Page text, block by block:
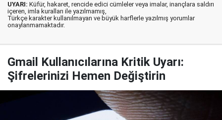
UYARI: Küfür, hakaret, rencide edici cümleler veya imalar, inançlara saldırı
içeren, imla kuralları ile yazılmamış,
Türkçe karakter kullanılmayan ve büyük harflerle yazılmış yorumlar
onaylanmamaktadır.
Gmail Kullanıcılarına Kritik Uyarı:
Şifrelerinizi Hemen Değiştirin